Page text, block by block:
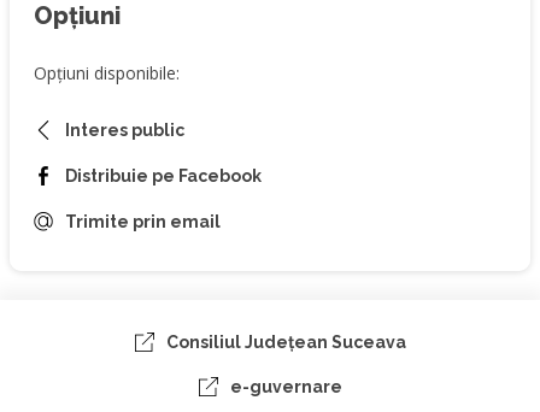
Opțiuni
Opțiuni disponibile:
Interes public
Distribuie pe Facebook
Trimite prin email
Consiliul Judeţean Suceava
e-guvernare